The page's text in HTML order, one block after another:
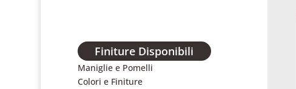
Finiture Disponibili
Maniglie e Pomelli
Colori e Finiture